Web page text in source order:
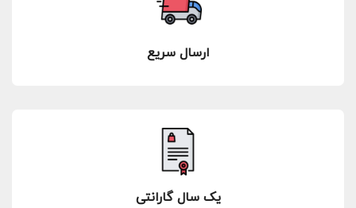
ارسال سریع
یک سال گارانتی